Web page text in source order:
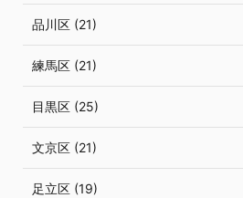
品川区 (21)
練馬区 (21)
目黒区 (25)
文京区 (21)
足立区 (19)